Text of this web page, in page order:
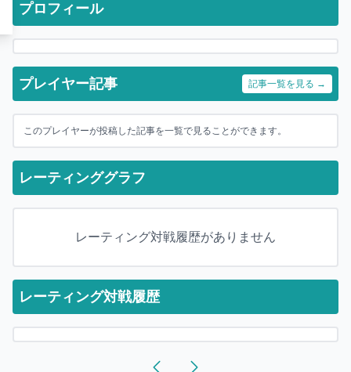
プロフィール
プレイヤー記事 記事一覧を見る →
このプレイヤーが投稿した記事を一覧で見ることができます。
レーティンググラフ
レーティング対戦履歴がありません
レーティング対戦履歴